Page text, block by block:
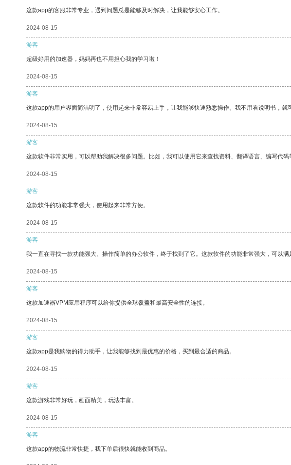
这款app的客服非常专业，遇到问题总是能够及时解决，让我能够安心工作。
2024-08-15
游客
超级好用的加速器，妈妈再也不用担心我的学习啦！
2024-08-15
游客
这款app的用户界面简洁明了，使用起来非常容易上手，让我能够快速熟悉操作。我不用看说明书，就
2024-08-15
游客
这款软件非常实用，可以帮助我解决很多问题。比如，我可以使用它来查找资料、翻译语言、编写代码
2024-08-15
游客
这款软件的功能非常强大，使用起来非常方便。
2024-08-15
游客
我一直在寻找一款功能强大、操作简单的办公软件，终于找到了它。这款软件的功能非常强大，可以
2024-08-15
游客
这款加速器VPM应用程序可以给你提供全球覆盖和最高安全性的连接。
2024-08-15
游客
这款app是我购物的得力助手，让我能够找到最优惠的价格，买到最合适的商品。
2024-08-15
游客
这款游戏非常好玩，画面精美，玩法丰富。
2024-08-15
游客
这款app的物流非常快捷，我下单后很快就能收到商品。